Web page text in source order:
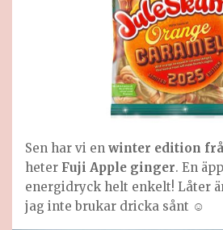
Sen har vi en winter edition
heter Fuji Apple ginger. En
energidryck helt enkelt! Låter
jag inte brukar dricka sånt ☺️